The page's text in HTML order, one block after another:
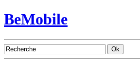
BeMobile